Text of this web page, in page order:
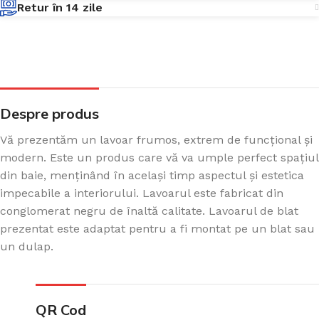
Retur în 14 zile
Despre produs
Vă prezentăm un lavoar frumos, extrem de funcțional și
modern. Este un produs care vă va umple perfect spațiul
din baie, menținând în același timp aspectul și estetica
impecabile a interiorului. Lavoarul este fabricat din
conglomerat negru de înaltă calitate. Lavoarul de blat
prezentat este adaptat pentru a fi montat pe un blat sau
un dulap.
QR Cod